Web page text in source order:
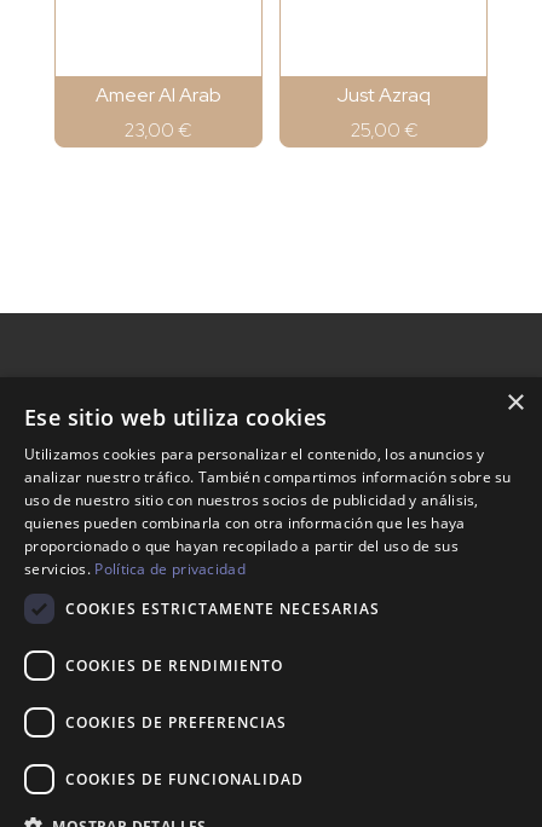
Ameer Al Arab
23,00€
Just Azraq
25,00 €
Nosotros
Tienda
Contacto
Política de devoluciones
×
Ese sitio web utiliza cookies
Utilizamos cookies para personalizar el contenido, los anuncios y
analizar nuestro tráfico. También compartimos información sobre su
uso de nuestro sitio con nuestros socios de publicidad y análisis,
quienes pueden combinarla con otra información que les haya
proporcionado o que hayan recopilado a partir del uso de sus
servicios. Política de privacidad
COOKIES ESTRICTAMENTE NECESARIAS
COOKIES DE RENDIMIENTO
COOKIES DE PREFERENCIAS
COOKIES DE FUNCIONALIDAD